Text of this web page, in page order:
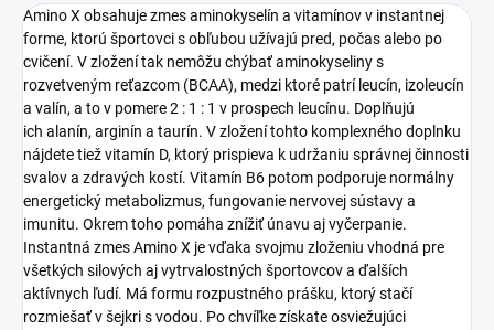
Amino X obsahuje zmes aminokyselín a vitamínov v instantnej
forme, ktorú športovci s obľubou užívajú pred, počas alebo po
cvičení. V zložení tak nemôžu chýbať aminokyseliny s
rozvetveným reťazcom (BCAA), medzi ktoré patrí leucín, izoleucín
a valín, a to v pomere 2 : 1 : 1 v prospech leucínu. Doplňujú
ich alanín, arginín a taurín. V zložení tohto komplexného doplnku
nájdete tiež vitamín D, ktorý prispieva k udržaniu správnej činnosti
svalov a zdravých kostí. Vitamín B6 potom podporuje normálny
energetický metabolizmus, fungovanie nervovej sústavy a
imunitu. Okrem toho pomáha znížiť únavu aj vyčerpanie.
Instantná zmes Amino X je vďaka svojmu zloženiu vhodná pre
všetkých silových aj vytrvalostných športovcov a ďalších
aktívnych ľudí. Má formu rozpustného prášku, ktorý stačí
rozmiešať v šejkri s vodou. Po chvíľke získate osviežujúci